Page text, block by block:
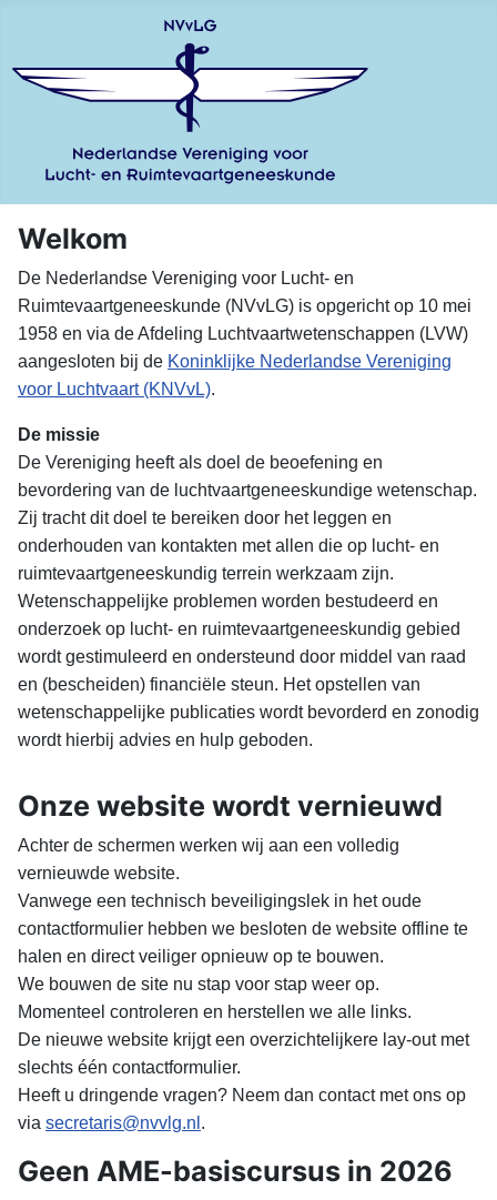
Welkom
De Nederlandse Vereniging voor Lucht- en
Ruimtevaartgeneeskunde (NVvLG) is opgericht op 10 mei
1958 en via de Afdeling Luchtvaartwetenschappen (LVW)
aangesloten bij de Koninklijke Nederlandse Vereniging
voor Luchtvaart (KNVvL).
De missie
De Vereniging heeft als doel de beoefening en
bevordering van de luchtvaartgeneeskundige wetenschap.
Zij tracht dit doel te bereiken door het leggen en
onderhouden van kontakten met allen die op lucht- en
ruimtevaartgeneeskundig terrein werkzaam zijn.
Wetenschappelijke problemen worden bestudeerd en
onderzoek op lucht- en ruimtevaartgeneeskundig gebied
wordt gestimuleerd en ondersteund door middel van raad
en (bescheiden) financiële steun. Het opstellen van
wetenschappelijke publicaties wordt bevorderd en zonodig
wordt hierbij advies en hulp geboden.
Onze website wordt vernieuwd
Achter de schermen werken wij aan een volledig
vernieuwde website.
Vanwege een technisch beveiligingslek in het oude
contactformulier hebben we besloten de website offline te
halen en direct veiliger opnieuw op te bouwen.
We bouwen de site nu stap voor stap weer op.
Momenteel controleren en herstellen we alle links.
De nieuwe website krijgt een overzichtelijkere lay-out met
slechts één contactformulier.
Heeft u dringende vragen? Neem dan contact met ons op
via secretaris@nvvlg.nl .
Geen AME-basiscursus in 2026